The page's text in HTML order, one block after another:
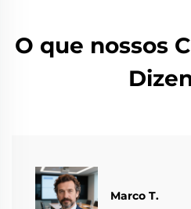
O que nossos
Marco T.